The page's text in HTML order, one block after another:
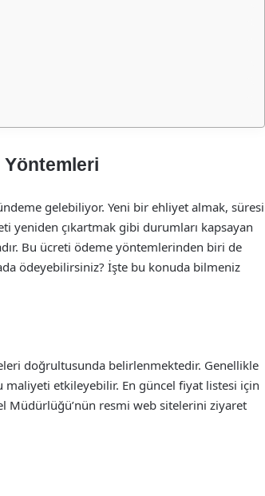
gelebiliyor. Yeni bir ehliyet almak, süresi
yeniden çıkartmak gibi durumları kapsayan
Bu ücreti ödeme yöntemlerinden biri de
ödeyebilirsiniz? İşte bu konuda bilmeniz
doğrultusunda belirlenmektedir. Genellikle
maliyeti etkileyebilir. En güncel fiyat listesi için
Müdürlüğü’nün resmi web sitelerini ziyaret